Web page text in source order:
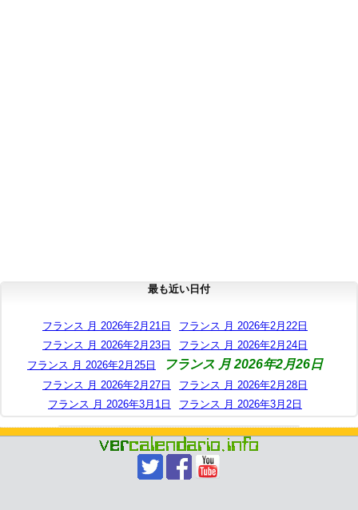
最も近い日付
フランス 月 2026年2月21日
フランス 月 2026年2月22日
フランス 月 2026年2月23日
フランス 月 2026年2月24日
フランス 月 2026年2月25日
フランス 月 2026年2月26日
フランス 月 2026年2月27日
フランス 月 2026年2月28日
フランス 月 2026年3月1日
フランス 月 2026年3月2日